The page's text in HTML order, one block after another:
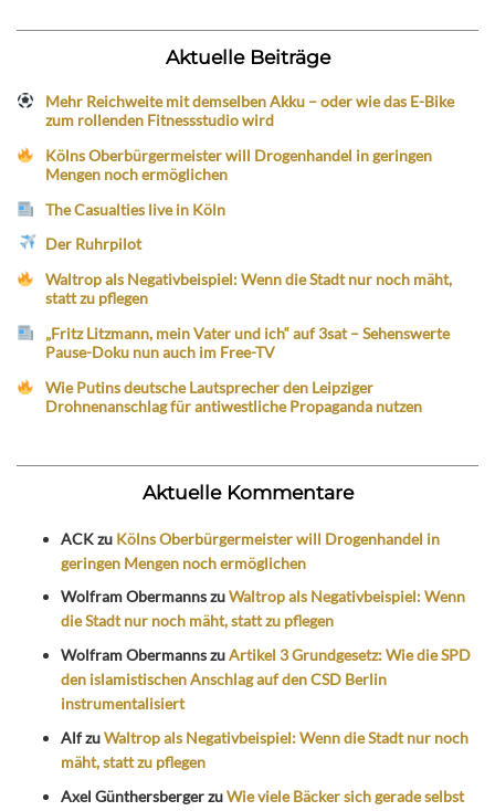
Aktuelle Beiträge
Mehr Reichweite mit demselben Akku – oder wie das E-Bike
zum rollenden Fitnessstudio wird
Kölns Oberbürgermeister will Drogenhandel in geringen
Mengen noch ermöglichen
The Casualties live in Köln
Der Ruhrpilot
Waltrop als Negativbeispiel: Wenn die Stadt nur noch mäht,
statt zu pflegen
„Fritz Litzmann, mein Vater und ich“ auf 3sat – Sehenswerte
Pause-Doku nun auch im Free-TV
Wie Putins deutsche Lautsprecher den Leipziger
Drohnenanschlag für antiwestliche Propaganda nutzen
Aktuelle Kommentare
ACKzu Kölns Oberbürgermeister will Drogenhandel in
geringen Mengen noch ermöglichen
Wolfram ObermannszuWaltrop als Negativbeispiel: Wenn
die Stadt nur noch mäht, statt zu pflegen
Wolfram ObermannszuArtikel 3 Grundgesetz: Wie die SPD
den islamistischen Anschlag auf den CSD Berlin
instrumentalisiert
AlfzuWaltrop als Negativbeispiel: Wenn die Stadt nur noch
mäht, statt zu pflegen
Axel GünthersbergerzuWie viele Bäcker sich gerade selbst